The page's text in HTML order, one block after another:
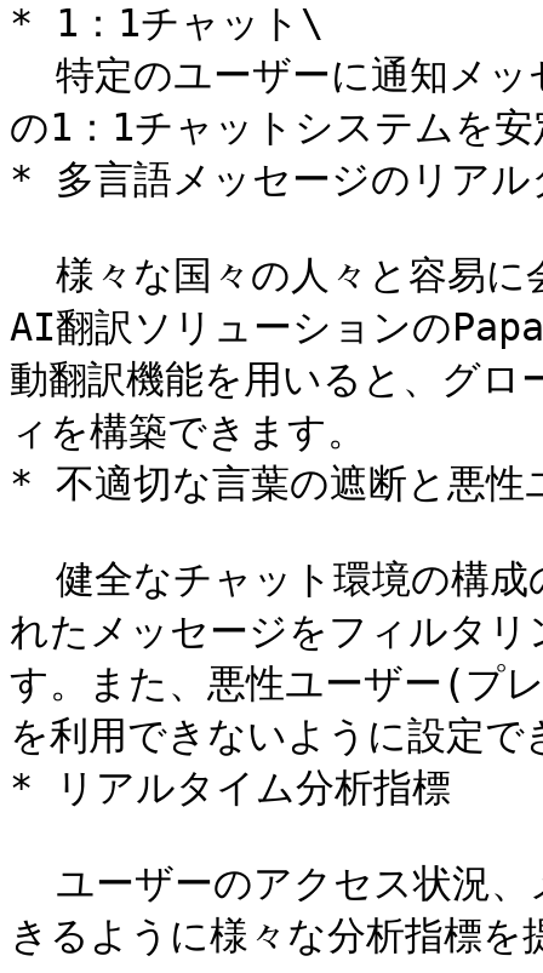
* 1：1チャット\
の1：1チャットシステムを
* 多言語メッセージのリアル
AI翻訳ソリューションの
動翻訳機能を用いると、グ
ィを構築できます。
* 不適切な言葉の遮断と悪性
れたメッセージをフィルタ
す。また、悪性ユーザー(プ
を利用できないように設定で
* リアルタイム分析指標
きるように様々な分析指標を